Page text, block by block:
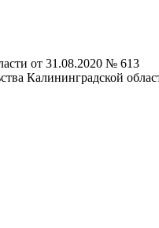
от 31.08.2020 № 613
Калининградской